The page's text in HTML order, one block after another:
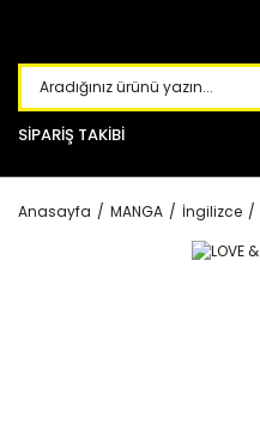
SİPARİŞ TAKİBİ
Anasayfa MANGA İngilizce